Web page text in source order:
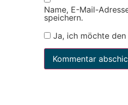
Name, E-Mail-
speichern.
Ja, ich möchte